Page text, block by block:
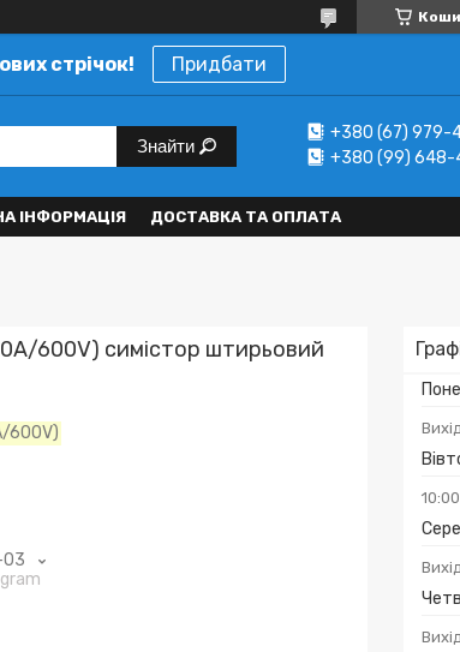
стрічок! Придбати
Знайти
+380 (67) 979-
+380 (99)
ІНФОРМАЦІЯ ДОСТАВКА ТА ОПЛАТА
10:00
600V) симістор штирьовий
600V)
03